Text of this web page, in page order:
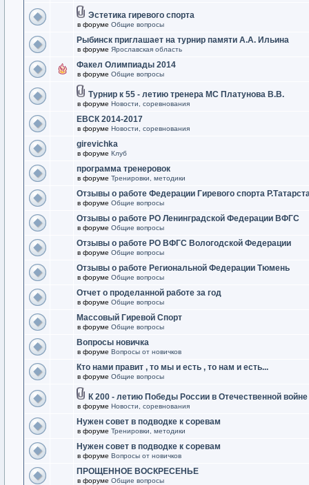
Эстетика гиревого спорта
в форуме Общие вопросы
Рыбинск приглашает на турнир памяти А.А. Ильина
в форуме Ярославская область
Факел Олимпиады 2014
в форуме Общие вопросы
Турнир к 55 - летию тренера МС Платунова В.В.
в форуме Новости, соревнования
ЕВСК 2014-2017
в форуме Новости, соревнования
girevichka
в форуме Клуб
программа тренеровок
в форуме Тренировки, методики
Отзывы о работе Федерации Гиревого спорта
в форуме Общие вопросы
Отзывы о работе РО Ленинградской Федерации ВФГС
в форуме Общие вопросы
Отзывы о работе РО ВФГС Вологодской Федерации
в форуме Общие вопросы
Отзывы о работе Региональной Федерации Тюмень
в форуме Общие вопросы
Отчет о проделанной работе за год
в форуме Общие вопросы
Массовый Гиревой Спорт
в форуме Общие вопросы
Вопросы новичка
в форуме Вопросы от новичков
Кто нами правит , то мы и есть , то нам и есть...
в форуме Общие вопросы
К 200 - летию Победы России в Отечественной войне
в форуме Новости, соревнования
Нужен совет в подводке к соревам
в форуме Тренировки, методики
Нужен совет в подводке к соревам
в форуме Вопросы от новичков
ПРОЩЕННОЕ ВОСКРЕСЕНЬЕ
в форуме Общие вопросы